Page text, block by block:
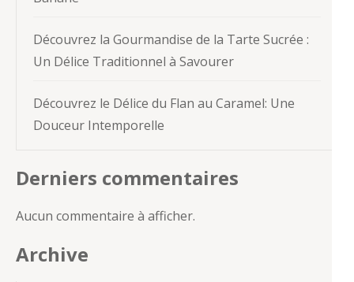
Découvrez la Gourmandise de la Tarte Sucrée :
Un Délice Traditionnel à Savourer
Découvrez le Délice du Flan au Caramel: Une
Douceur Intemporelle
Derniers commentaires
Aucun commentaire à afficher.
Archive